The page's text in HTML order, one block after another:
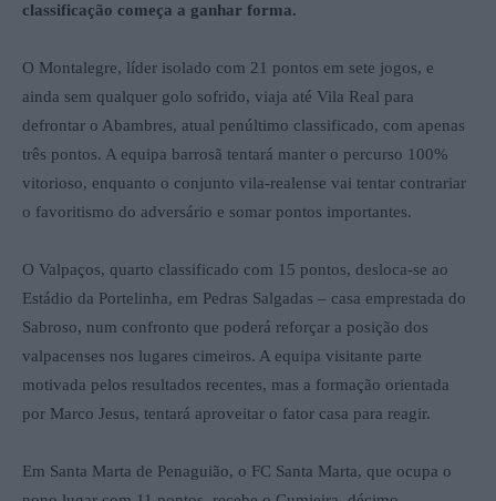
classificação começa a ganhar forma.
O Montalegre, líder isolado com 21 pontos em sete jogos, e
ainda sem qualquer golo sofrido, viaja até Vila Real para
defrontar o Abambres, atual penúltimo classificado, com apenas
três pontos. A equipa barrosã tentará manter o percurso 100%
vitorioso, enquanto o conjunto vila-realense vai tentar contrariar
o favoritismo do adversário e somar pontos importantes.
O Valpaços, quarto classificado com 15 pontos, desloca-se ao
Estádio da Portelinha, em Pedras Salgadas – casa emprestada do
Sabroso, num confronto que poderá reforçar a posição dos
valpacenses nos lugares cimeiros. A equipa visitante parte
motivada pelos resultados recentes, mas a formação orientada
por Marco Jesus, tentará aproveitar o fator casa para reagir.
Em Santa Marta de Penaguião, o FC Santa Marta, que ocupa o